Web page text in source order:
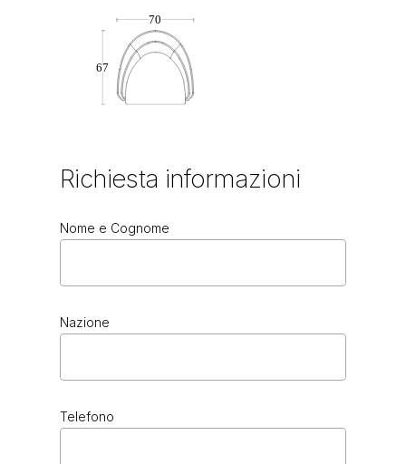
Richiesta informazioni
Nome e Cognome
Nazione
Telefono